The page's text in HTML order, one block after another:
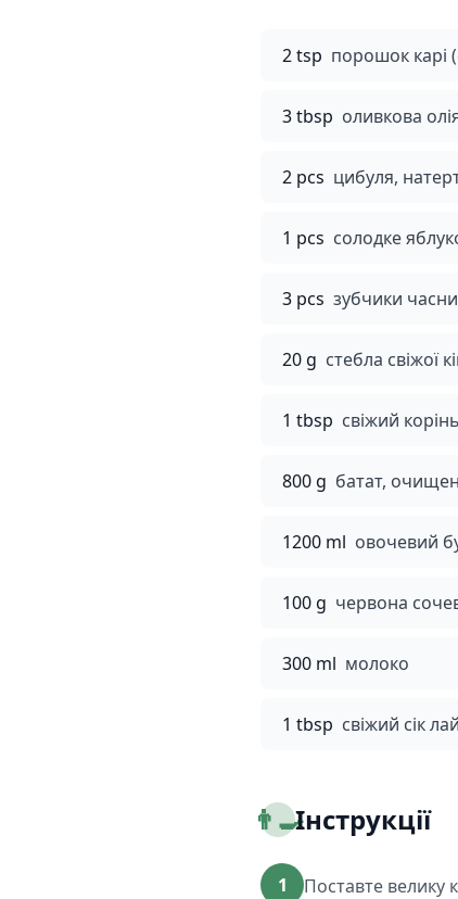
2 tsp порошок карі
3 tbsp оливкова
2 pcs цибуля,
1 pcs солодке
3 pcs зубчики
20 g стебла свіжої
1 tbsp свіжий
800 g батат,
1200 ml овочевий
100 g червона
300 ml молоко
1 tbsp свіжий сік
👨‍🍳Інструкції
1
Поставте велику